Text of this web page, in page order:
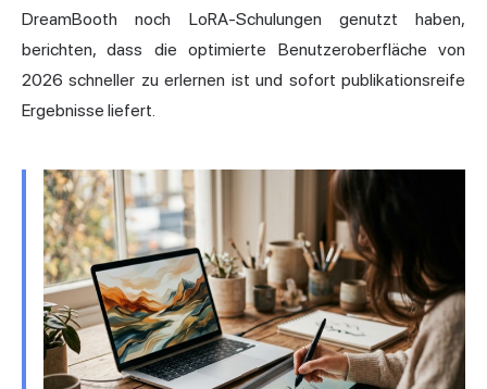
DreamBooth noch LoRA-Schulungen genutzt haben,
berichten, dass die optimierte Benutzeroberfläche von
2026 schneller zu erlernen ist und sofort publikationsreife
Ergebnisse liefert.